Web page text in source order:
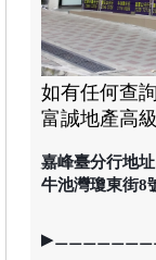
如有任何查
富誠地產高
嘉峰臺分行地
牛池灣瓊東街8